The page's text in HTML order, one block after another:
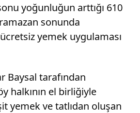
yoğunluğun arttığı 610
sonunda
yemek uygulaması
Baysal tarafından
halkının el birliğiyle
yemek ve tatlıdan oluşan